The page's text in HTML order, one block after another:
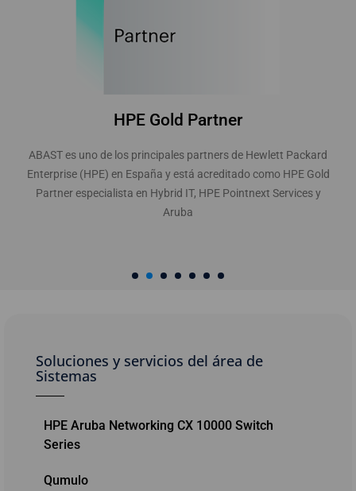
HPE Gold Partner
ABAST es uno de los principales partners de Hewlett Packard
Enterprise (HPE) en España y está acreditado como HPE Gold
Partner especialista en Hybrid IT, HPE Pointnext Services y
Aruba
Soluciones y servicios del área de
Sistemas
HPE Aruba Networking CX 10000 Switch
Series
Qumulo